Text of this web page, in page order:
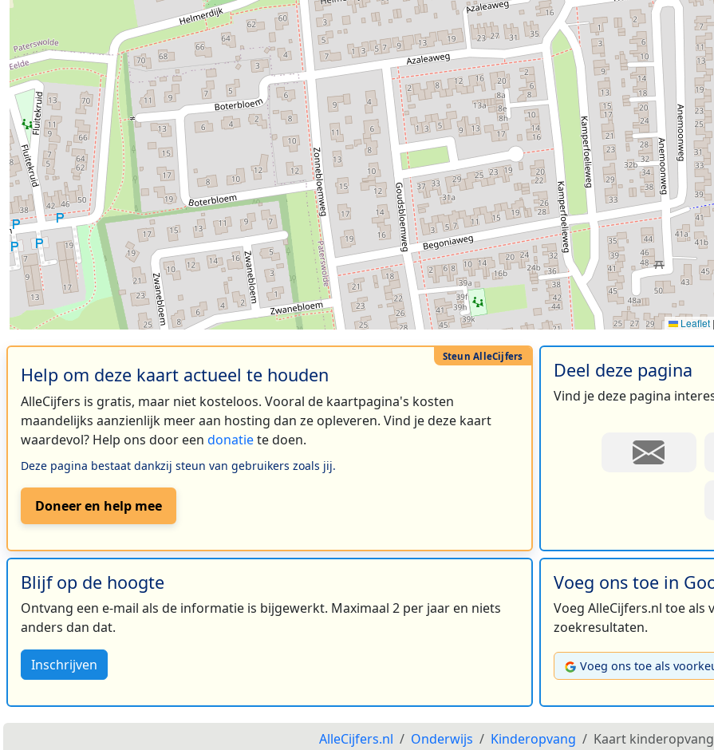
Leaflet |
Help om deze kaart actueel te houden
AlleCijfers is gratis, maar niet kosteloos. Vooral de kaartpagina's kosten
maandelijks aanzienlijk meer aan hosting dan ze opleveren. Vind je deze kaart
waardevol? Help ons door een donatiete doen.
Deze pagina bestaat dankzij steun van gebruikers zoals jij.
Doneer en help mee
Deel deze pagina
Vind je deze pagina
Blijf op de hoogte
Ontvang een e-mail als de informatie is bijgewerkt. Maximaal 2 per jaar en niets
anders dan dat.
Inschrijven
Voeg ons toe in
Voeg AlleCijfers.nl toe
zoekresultaten.
Voeg ons toe als
AlleCijfers.nl Onderwijs Kinderopvang Kaart kinderopvang